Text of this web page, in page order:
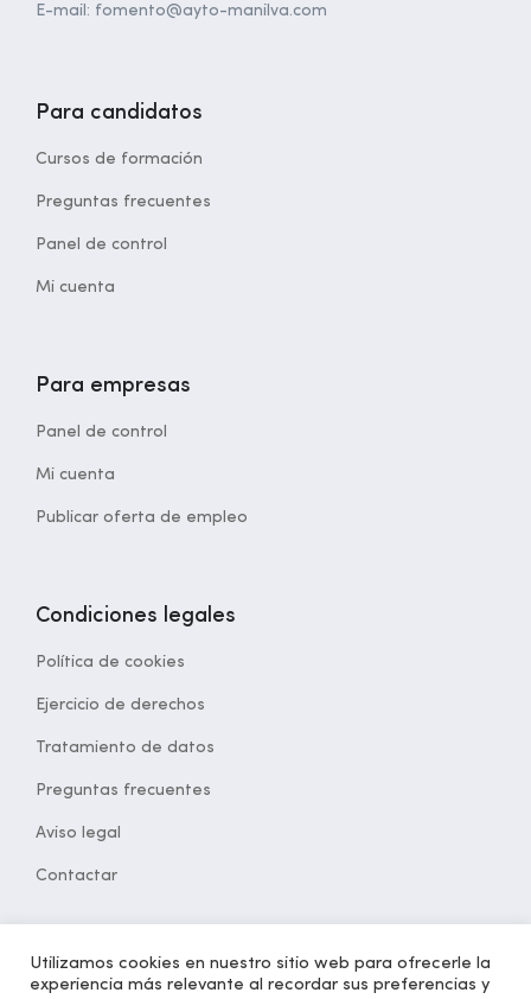
E-mail: fomento@ayto-manilva.com
Para candidatos
Cursos de formación
Preguntas frecuentes
Panel de control
Mi cuenta
Para empresas
Panel de control
Mi cuenta
Publicar oferta de empleo
Condiciones legales
Política de cookies
Ejercicio de derechos
Tratamiento de datos
Preguntas frecuentes
Aviso legal
Contactar
© 2021 Desarrollado poropcion5.com| Todos los derechos
Utilizamos cookies en nuestro sitio web para ofrecerle la
experiencia más relevante al recordar sus preferencias y